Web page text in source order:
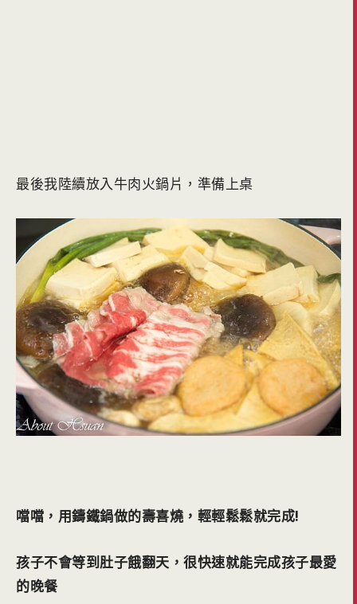
最後我陸續放入牛肉火鍋片，準備上桌
噹噹，用鑄鐵鍋做的壽喜燒，輕輕鬆鬆就完成!
孩子不會等到肚子餓翻天，很快速就能完成孩子最愛
的晚餐